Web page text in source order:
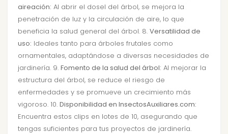
aireación: Al abrir el dosel del árbol, se mejora la
penetración de luz y la circulación de aire, lo que
beneficia la salud general del árbol. 8. Versatilidad de
uso: Ideales tanto para árboles frutales como
ornamentales, adaptándose a diversas necesidades de
jardinería. 9. Fomento de la salud del árbol: Al mejorar la
estructura del árbol, se reduce el riesgo de
enfermedades y se promueve un crecimiento más
vigoroso. 10. Disponibilidad en InsectosAuxiliares.com:
Encuentra estos clips en lotes de 10, asegurando que
tengas suficientes para tus proyectos de jardinería.